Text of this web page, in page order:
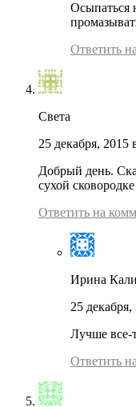
Осыпаться
Ответить
Света
25 декабря, 2015
Добрый день.
сухой
Ответить на
Ирина
25
Лучше все-
Ответить